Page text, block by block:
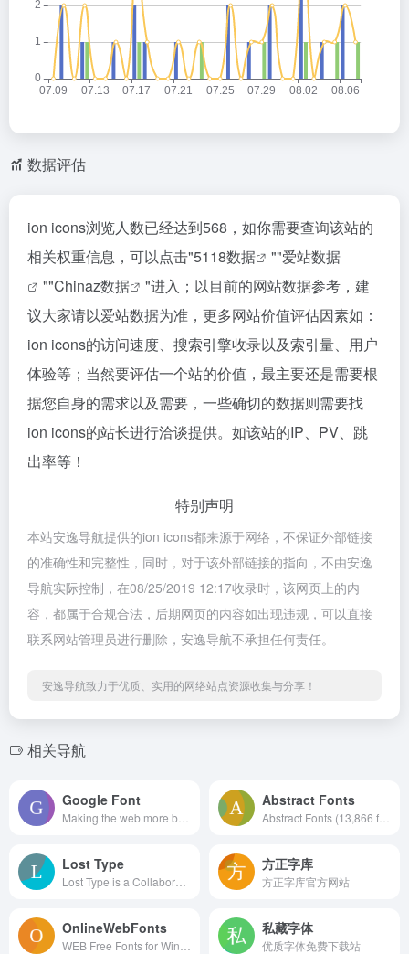
数据评估
ion icons浏览人数已经达到568，如你需要查询该站的
相关权重信息，可以点击"5118数据 ""爱站数据
""Chinaz数据
"进入；以目前的网站数据参考，建
议大家请以爱站数据为准，更多网站价值评估因素如：
ion icons的访问速度、搜索引擎收录以及索引量、用户
体验等；当然要评估一个站的价值，最主要还是需要根
据您自身的需求以及需要，一些确切的数据则需要找
ion icons的站长进行洽谈提供。如该站的IP、PV、跳
出率等！
特别声明
本站安逸导航提供的ion icons都来源于网络，不保证外部链接
的准确性和完整性，同时，对于该外部链接的指向，不由安逸
导航实际控制，在08/25/2019 12:17收录时，该网页上的内
容，都属于合规合法，后期网页的内容如出现违规，可以直接
联系网站管理员进行删除，安逸导航不承担任何责任。
安逸导航致力于优质、实用的网络站点资源收集与分享！
相关导航
Google Font Abstract Fonts
Lost Type 方正字库
方正字库官方网站
OnlineWebFonts 私藏字体
优质字体免费下载站